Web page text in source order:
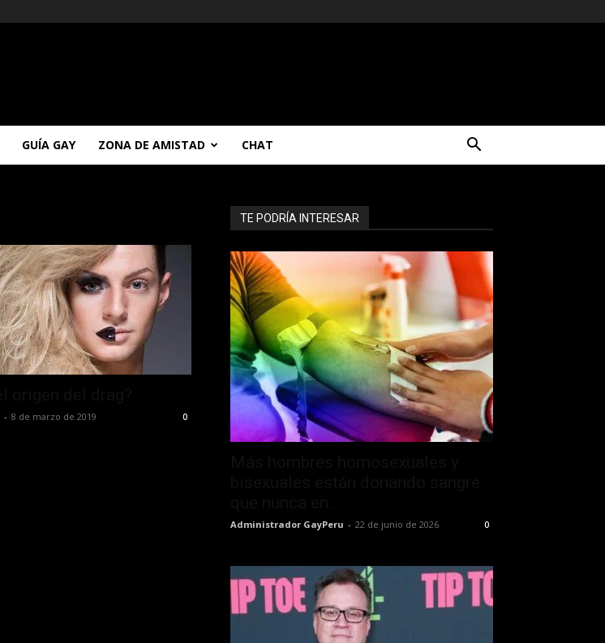
GUÍA GAY ZONA DE AMISTAD CHAT
- 8 de marzo de 2019 0
TE PODRÍA INTERESAR
Administrador GayPeru - 22 de junio de 2026 0